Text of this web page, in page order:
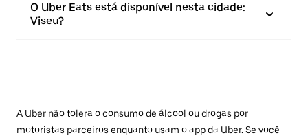
O Uber Eats está disponível nesta cidade:
Viseu?
A Uber não tolera o consumo de álcool ou drogas por
motoristas parceiros enquanto usam o app da Uber. Se você